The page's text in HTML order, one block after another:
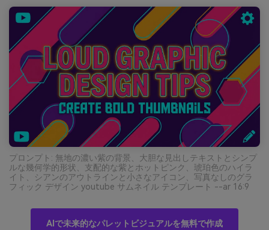
プロンプト: 無地の濃い紫の背景、大胆な見出しテキストとシンプ
ルな幾何学的形状、支配的な紫とホットピンク、琥珀色のハイラ
イト、シアンのアウトラインと小さなアイコン、写真なしのグラ
フィック デザイン youtube サムネイル テンプレート --ar 16:9
AIで未来的なパレットビジュアルを無料で作成